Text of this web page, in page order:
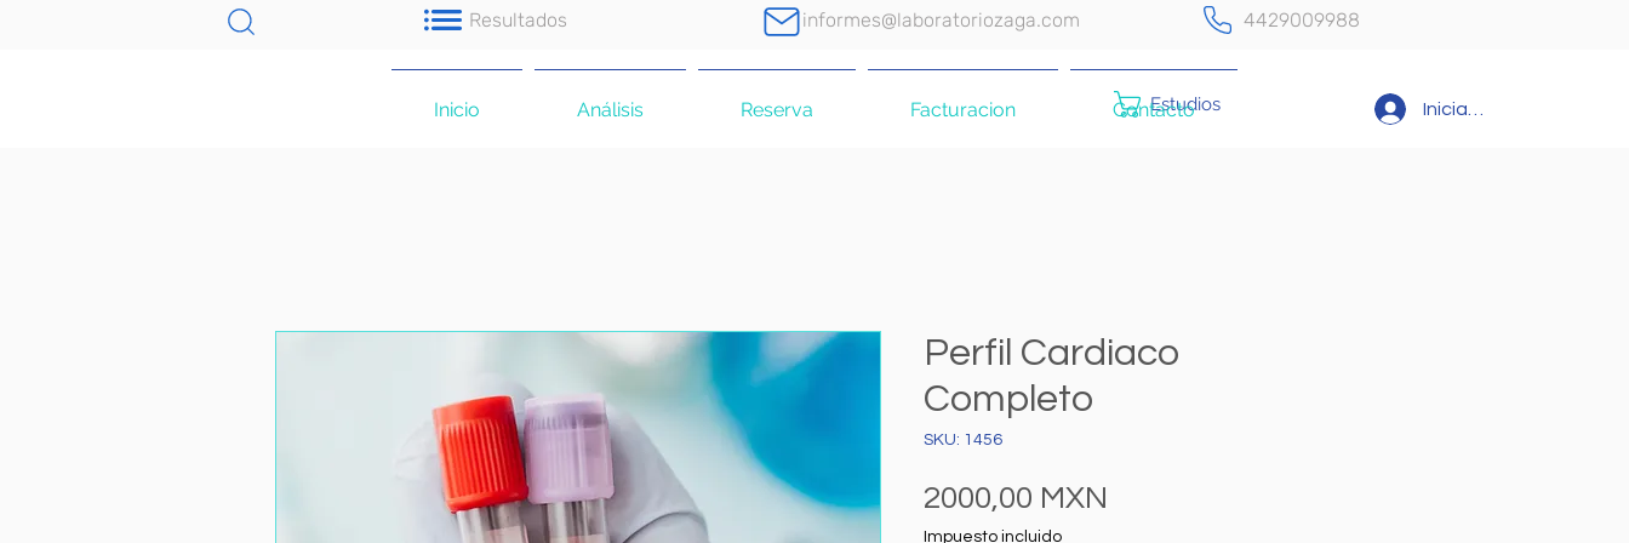
Resultados informes@laboratoriozaga.com 4429009988
Estudios Iniciar sesión
Inicio Análisis Reserva Facturacion Contacto
Perfil Cardiaco
Completo
SKU: 1456
2000,00 MXN
Impuesto incluido